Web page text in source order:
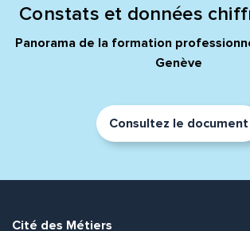
Constats et données
Panorama de la formation
Genève
Consultez le document
Cité des Métiers